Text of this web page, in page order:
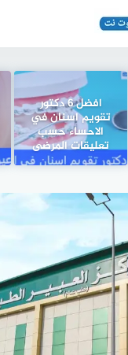
افضل 6 دكتور
تقويم اسنان في
الاحساء حسب
تعليقات المرضى